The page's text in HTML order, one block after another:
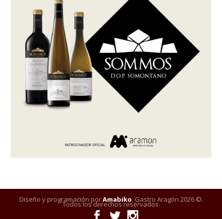
Diseño y programación porAmabiko. Gastro Aragón 2026 ©.
Todos los derechos reservados.